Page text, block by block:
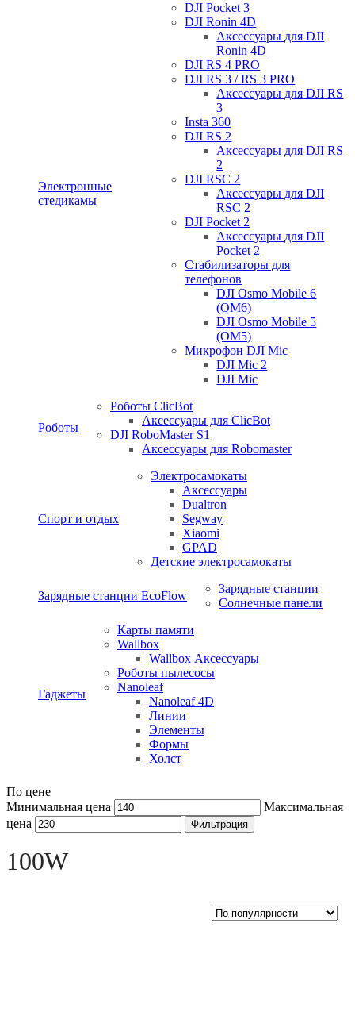
Электронные
стедикамы
DJI Pocket 3
DJI Ronin 4D
Аксессуары для DJI
Ronin 4D
DJI RS 4 PRO
DJI RS 3 / RS 3 PRO
Аксессуары для DJI RS
3
Insta 360
DJI RS 2
Аксессуары для DJI RS
2
DJI RSC 2
Аксессуары для DJI
RSC 2
DJI Pocket 2
Аксессуары для DJI
Pocket 2
Стабилизаторы для
телефонов
DJI Osmo Mobile 6
(OM6)
DJI Osmo Mobile 5
(OM5)
Микрофон DJI Mic
DJI Mic 2
DJI Mic
Роботы
Роботы ClicBot
Аксессуары для ClicBot
DJI RoboMaster S1
Аксессуары для Robomaster
Спорт и отдых
Электросамокаты
Аксессуары
Dualtron
Segway
Xiaomi
GPAD
Детские электросамокаты
Зарядные станции EcoFlow
Зарядные станции
Солнечные панели
Гаджеты
Карты памяти
Wallbox
Wallbox Аксессуары
Роботы пылесосы
Nanoleaf
Nanoleaf 4D
Линии
Элементы
Формы
Холст
По цене
Минимальная цена
Максимальная
цена
Фильтрация
100W